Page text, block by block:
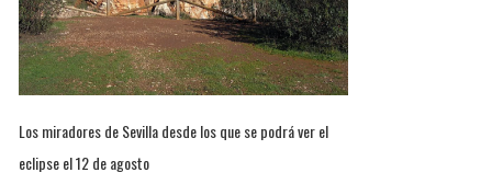
Los miradores de Sevilla desde los que se podrá ver el
eclipse el 12 de agosto